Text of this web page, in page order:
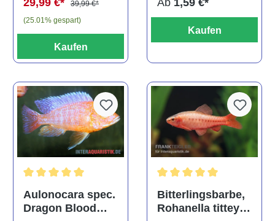
29,99 €*
39,99 €*
(25.01% gespart)
Kaufen
Kaufen
Aulonocara spec.
Dragon Blood
Bitterlingsbarbe,
Rohanella titteya,